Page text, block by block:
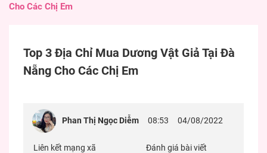
Cho Các Chị Em
Top 3 Địa Chỉ Mua Dương Vật Giả Tại Đà
Nẵng Cho Các Chị Em
Phan Thị Ngọc Diễm 08:53 04/08/2022
Liên kết mạng xã
Đánh giá bài viết